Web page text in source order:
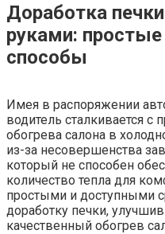
Доработка
руками:
способы
Имея в распоряжении
водитель сталкивается с
обогрева салона в
из-за несовершенства
который не способен
количество тепла для
простыми и доступными
доработку печки,
качественный обогрев